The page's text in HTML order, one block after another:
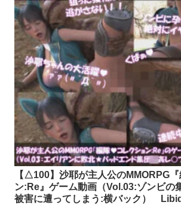
【△100】沙耶が主人公のMMORPG
ン:Re』ゲーム動画（Vol.03:ゾンビの
被害に遭ってしまう:横バック）